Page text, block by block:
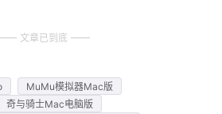
文章已到底
MuMu模拟器Mac版
奇与骑士Mac电脑版